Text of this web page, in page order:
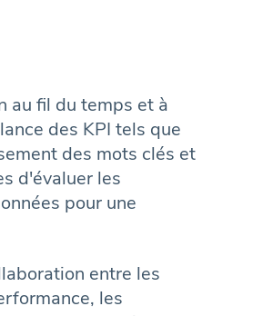
au fil du temps et à
des KPI tels que
des mots clés et
d'évaluer les
pour une
entre les
les